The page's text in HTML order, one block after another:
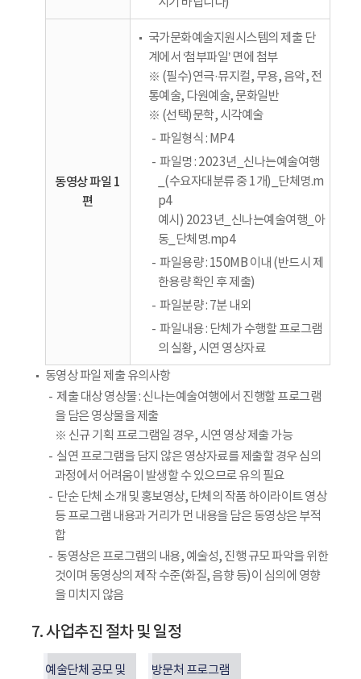
시기 바랍니다)
동영상 파일 1
편
국가문화예술지원시스템의 제출 단
계에서 ‘첨부파일’ 면에 첨부
※ (필수)연극·뮤지컬, 무용, 음악, 전
통예술, 다원예술, 문화일반
※ (선택)문학, 시각예술
파일형식 : MP4
파일명 : 2023년_신나는예술여행
_(수요자대분류 중 1개)_단체명.m
p4
예시) 2023년_신나는예술여행_아
동_단체명.mp4
파일용량 : 150MB 이내 (반드시 제
한용량 확인 후 제출)
파일분량 : 7분 내외
파일내용 : 단체가 수행할 프로그램
의 실황, 시연 영상자료
동영상 파일 제출 유의사항
제출 대상 영상물 : 신나는예술여행에서 진행할 프로그램
을 담은 영상물을 제출
※ 신규 기획 프로그램일 경우, 시연 영상 제출 가능
실연 프로그램을 담지 않은 영상자료를 제출할 경우 심의
과정에서 어려움이 발생할 수 있으므로 유의 필요
단순 단체 소개 및 홍보영상, 단체의 작품 하이라이트 영상
등 프로그램 내용과 거리가 먼 내용을 담은 동영상은 부적
합
동영상은 프로그램의 내용, 예술성, 진행 규모 파악을 위한
것이며 동영상의 제작 수준(화질, 음향 등)이 심의에 영향
을 미치지 않음
7. 사업추진 절차 및 일정
예술단체 공모 및
방문처 프로그램